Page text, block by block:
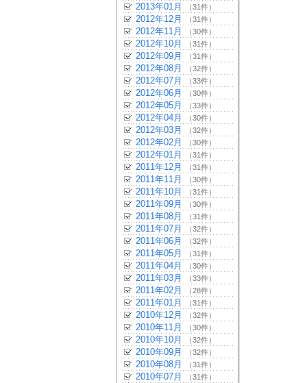
2013年01月 （31件）
2012年12月 （31件）
2012年11月 （30件）
2012年10月 （31件）
2012年09月 （31件）
2012年08月 （32件）
2012年07月 （33件）
2012年06月 （30件）
2012年05月 （33件）
2012年04月 （30件）
2012年03月 （32件）
2012年02月 （30件）
2012年01月 （31件）
2011年12月 （31件）
2011年11月 （30件）
2011年10月 （31件）
2011年09月 （30件）
2011年08月 （31件）
2011年07月 （32件）
2011年06月 （32件）
2011年05月 （31件）
2011年04月 （30件）
2011年03月 （33件）
2011年02月 （28件）
2011年01月 （31件）
2010年12月 （32件）
2010年11月 （30件）
2010年10月 （32件）
2010年09月 （32件）
2010年08月 （31件）
2010年07月 （31件）